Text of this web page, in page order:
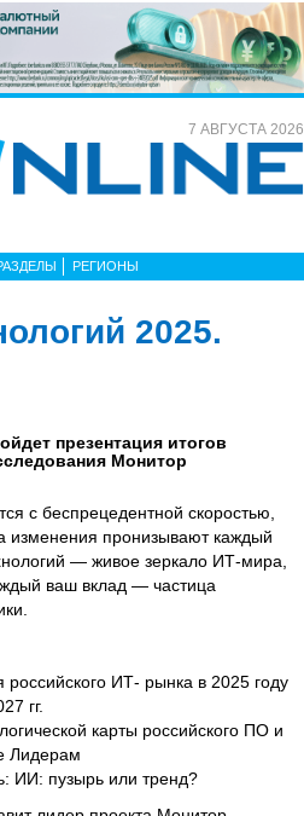
7 АВГУСТА 2026
РЕГИОНЫ
2025.
презентация итогов
Монитор
с беспрецедентной скоростью,
изменения пронизывают каждый
— живое зеркало ИТ-мира,
ваш вклад — частица
российского ИТ- рынка в 2025 году
гг.
карты российского ПО и
Лидерам
ИИ: пузырь или тренд?